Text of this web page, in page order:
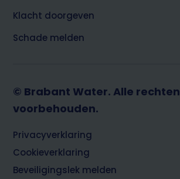
Klacht doorgeven
Schade melden
© Brabant Water. Alle rechten
voorbehouden.
Footer
Privacyverklaring
Cookieverklaring
Beveiligingslek melden